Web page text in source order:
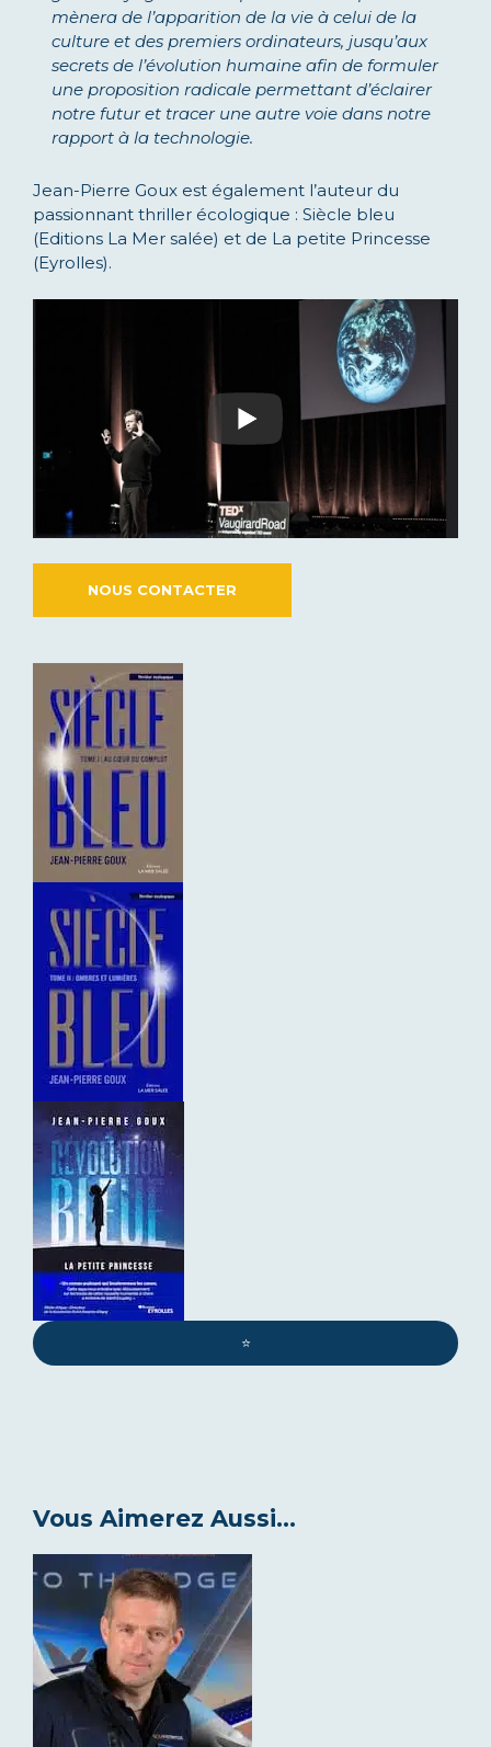
mènera de l’apparition de la vie à celui de la
culture et des premiers ordinateurs, jusqu’aux
secrets de l’évolution humaine afin de formuler
une proposition radicale permettant d’éclairer
notre futur et tracer une autre voie dans notre
rapport à la technologie.
Jean-Pierre Goux est également l’auteur du
passionnant thriller écologique : Siècle bleu
(Editions La Mer salée) et de La petite Princesse
(Eyrolles).
NOUS CONTACTER
⭐️
Vous Aimerez Aussi...